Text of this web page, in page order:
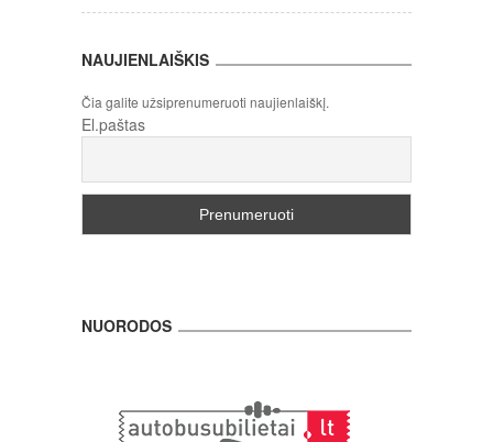
NAUJIENLAIŠKIS
Čia galite užsiprenumeruoti naujienlaiškį.
El.paštas
NUORODOS